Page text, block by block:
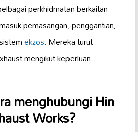
perkhidmatan berkaitan
pemasangan, penggantian,
ekzos. Mereka turut
mengikut keperluan
menghubungi Hin
Works?